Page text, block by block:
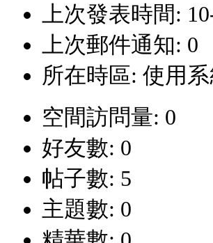
上次發表時間:
上次郵件通知: 0
所在時區: 使用
空間訪問量: 0
好友數: 0
帖子數: 5
主題數: 0